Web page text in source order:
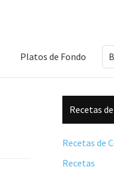
Platos de Fondo
Barra
lateral
Recetas
Recetas de
Recetas